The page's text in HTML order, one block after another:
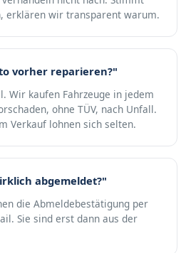
erklären wir transparent warum.
vorher reparieren?"
Wir kaufen Fahrzeuge in jedem
ohne TÜV, nach Unfall.
Verkauf lohnen sich selten.
abgemeldet?"
die Abmeldebestätigung per
Sie sind erst dann aus der